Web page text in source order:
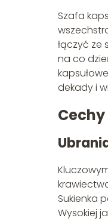
Szafa
łączyć ze
na co
dekady i
Sukienka
Wysokiej